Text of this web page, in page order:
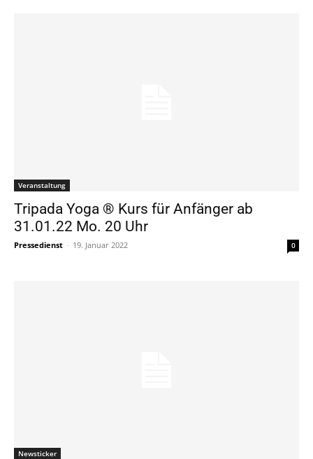
Veranstaltung
Tripada Yoga ® Kurs für Anfänger ab
31.01.22 Mo. 20 Uhr
Pressedienst - 19. Januar 2022 0
Newsticker